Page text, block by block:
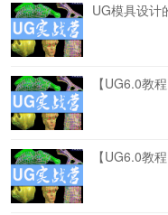
UG模具设计
【UG6.0教
【UG6.0教